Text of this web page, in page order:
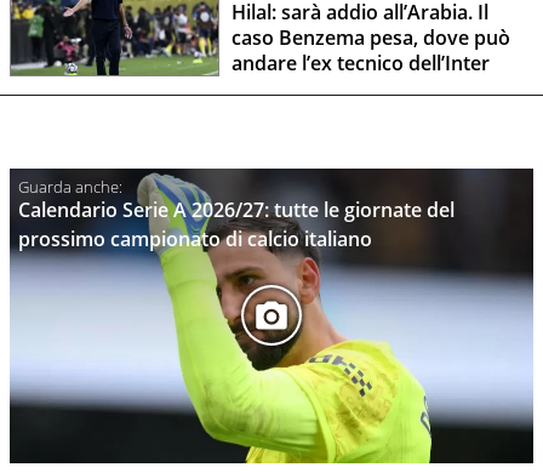
Hilal: sarà addio all’Arabia. Il
caso Benzema pesa, dove può
andare l’ex tecnico dell’Inter
Calendario Serie A 2026/27: tutte le giornate del
prossimo campionato di calcio italiano